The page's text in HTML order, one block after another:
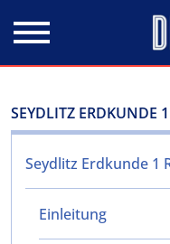
SEYDLITZ ERDKUNDE
Seydlitz Erdkunde 1
Einleitung